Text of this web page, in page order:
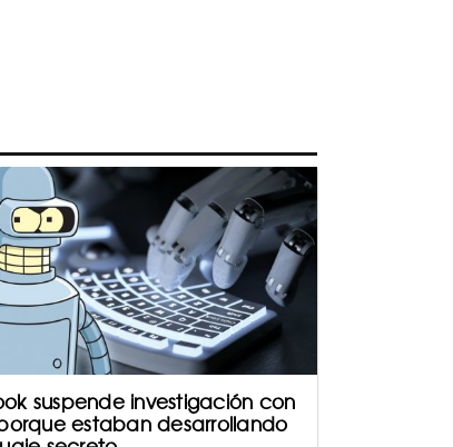
suspende investigación con
estaban desarrollando